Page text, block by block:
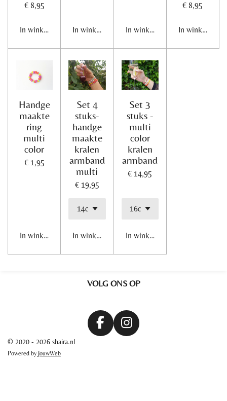
€ 8,95
In winkelwagen In winkelwagen In winkelwagen
€ 8,95
In
Handge
maakte
ring
multi
color
€ 1,95
In winkelwagen
Set 4
stuks-
handge
maakte
kralen
armband
multi
€ 19,95
In winkelwagen
Set 3
stuks -
multi
color
kralen
armband
€ 14,95
In winkelwagen
VOLG ONS OP
F
I
© 2020 - 2026 shaira.nl
Powered by JouwWeb